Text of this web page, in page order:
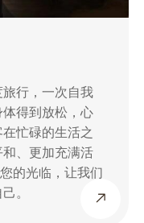
行，一次自我
得到放松，心
忙碌的生活之
、更加充满活
的光临，让我们
。